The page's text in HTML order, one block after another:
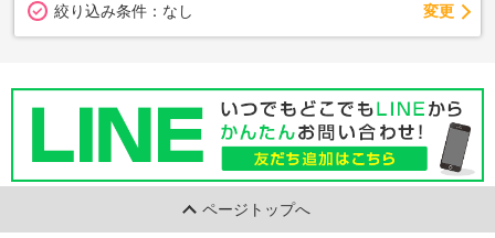
絞り込み条件： なし 変更
ページトップへ